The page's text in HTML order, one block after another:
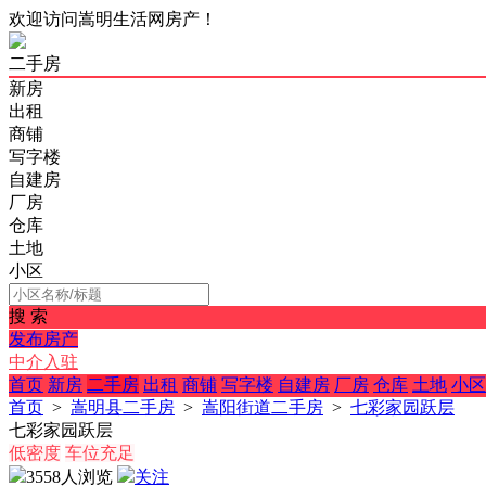
欢迎访问嵩明生活网房产！
二手房
新房
出租
商铺
写字楼
自建房
厂房
仓库
土地
小区
搜 索
发布房产
中介入驻
首页 新房 二手房 出租 商铺 写字楼 自建房 厂房 仓库 土地 小区
首页 > 嵩明县二手房 > 嵩阳街道二手房 > 七彩家园跃层
七彩家园跃层
低密度 车位充足
3558人浏览
关注